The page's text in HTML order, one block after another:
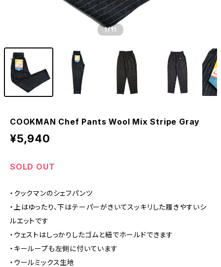
1/11
COOKMAN Chef Pants Wool Mix Stripe Gray
¥5,940
SOLD OUT
・クックマンのシェフパンツ
・上はゆったり、下はテーパーがきいてスッキリした履きやすいシ
ルエットです
・ウェストはしっかりしたゴムと紐でホールドできます
・キーループも左側に付いています
・ウールミックス生地